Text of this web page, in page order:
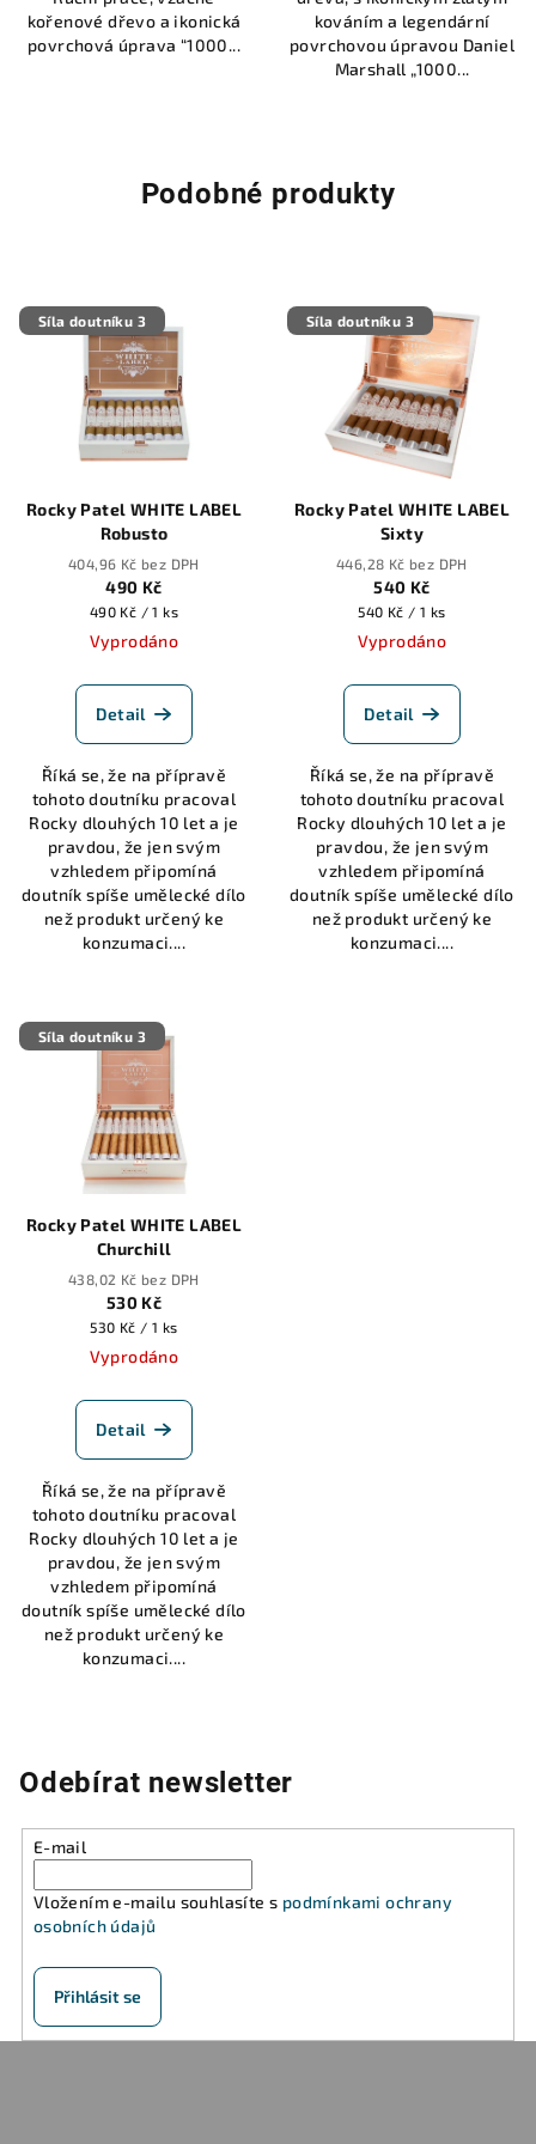
kořenové dřevo a ikonická
povrchová úprava “1000...
kováním a legendární
povrchovou úpravou Daniel
Marshall „1000...
Podobné produkty
Síla doutníku 3
Rocky Patel WHITE LABEL
Robusto
404,96 Kč bez DPH
490 Kč
Měrná
cena:
490 Kč / 1 ks
Vyprodáno
Detail
Říká se, že na přípravě
tohoto doutníku pracoval
Rocky dlouhých 10 let a je
pravdou, že jen svým
vzhledem připomíná
doutník spíše umělecké dílo
než produkt určený ke
konzumaci....
Síla doutníku 3
Rocky Patel WHITE LABEL
Sixty
446,28 Kč bez DPH
540 Kč
Měrná
cena:
540 Kč / 1 ks
Vyprodáno
Detail
Říká se, že na přípravě
tohoto doutníku pracoval
Rocky dlouhých 10 let a je
pravdou, že jen svým
vzhledem připomíná
doutník spíše umělecké dílo
než produkt určený ke
konzumaci....
Síla doutníku 3
Rocky Patel WHITE LABEL
Churchill
438,02 Kč bez DPH
530 Kč
Měrná
cena:
530 Kč / 1 ks
Vyprodáno
Detail
Říká se, že na přípravě
tohoto doutníku pracoval
Rocky dlouhých 10 let a je
pravdou, že jen svým
vzhledem připomíná
doutník spíše umělecké dílo
než produkt určený ke
konzumaci....
Odebírat newsletter
E-mail
Vložením e-mailu souhlasíte s podmínkami ochrany
osobních údajů
Přihlásit se